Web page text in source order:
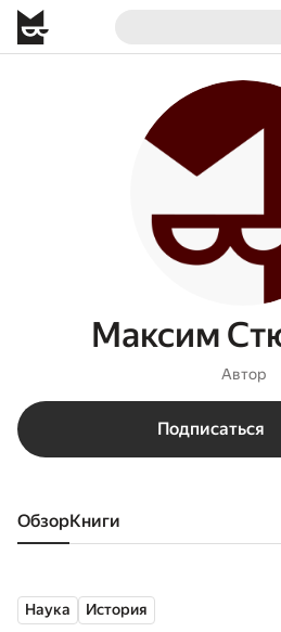
Максим
Автор
Подписаться
Обзор книги
Наука История